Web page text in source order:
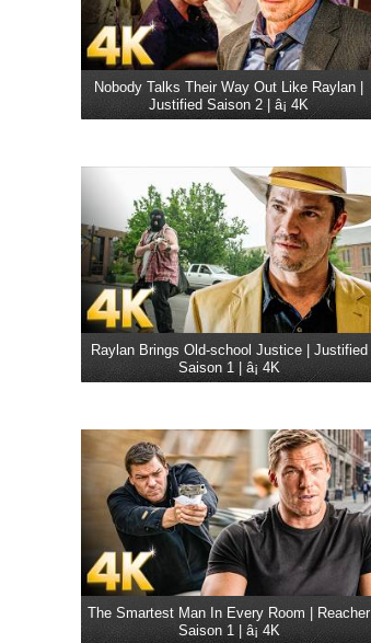
Nobody Talks Their Way Out Like Raylan |
Justified Saison 2 | â¡ 4K
Raylan Brings Old-school Justice | Justified
Saison 1 | â¡ 4K
The Smartest Man In Every Room | Reacher
Saison 1 | â¡ 4K